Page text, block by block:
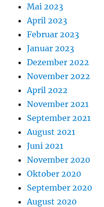
Mai 2023
April 2023
Februar 2023
Januar 2023
Dezember 2022
November 2022
April 2022
November 2021
September 2021
August 2021
Juni 2021
November 2020
Oktober 2020
September 2020
August 2020